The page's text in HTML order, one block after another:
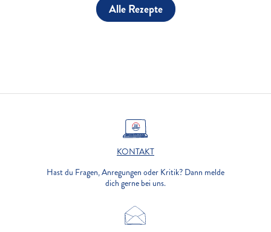
Alle Rezepte
KONTAKT
Hast du Fragen, Anregungen oder Kritik? Dann melde
dich gerne bei uns.